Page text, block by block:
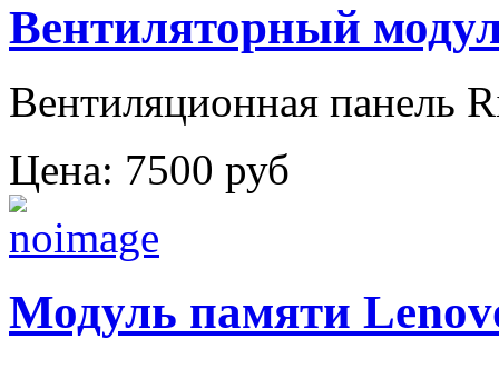
Вентиляторный
Вентиляционная панель
Цена: 7500 руб
Модуль памяти